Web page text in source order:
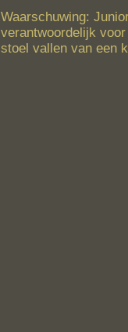
Waarschuwing:
verantwoordelijk
stoel vallen van een